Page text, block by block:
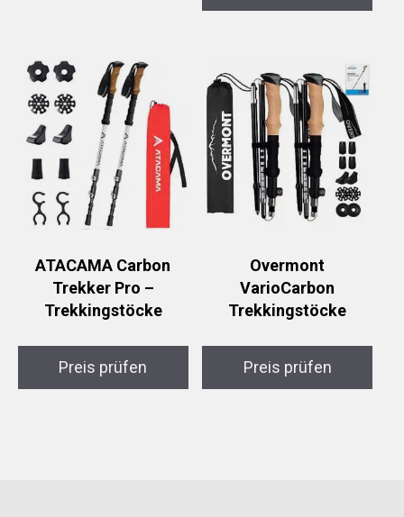
ATACAMA Carbon
Trekker Pro –
Trekkingstöcke
Preis prüfen
Overmont
VarioCarbon
Trekkingstöcke
Preis prüfen